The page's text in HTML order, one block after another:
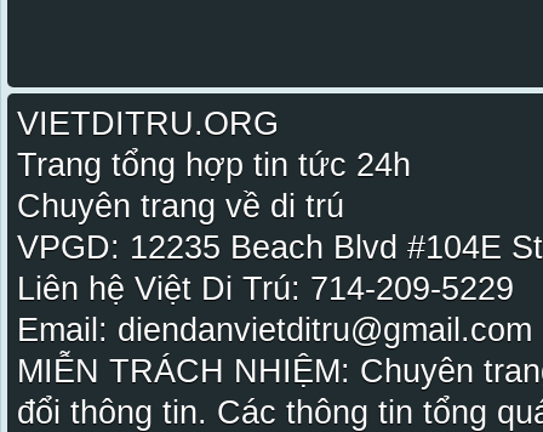
VIETDITRU.ORG
Trang tổng hợp tin tức 24h
Chuyên trang về di trú
VPGD: 12235 Beach Blvd #104E
Liên hệ Việt Di Trú: 714-209-5229
Email:
MIỄN TRÁCH NHIỆM: Chuyên
đổi thông tin. Các thông tin tổng